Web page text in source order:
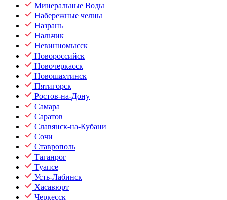
Минеральные Воды
Набережные челны
Назрань
Нальчик
Невинномысск
Новороссийск
Новочеркасск
Новошахтинск
Пятигорск
Ростов-на-Дону
Самара
Саратов
Славянск-на-Кубани
Сочи
Ставрополь
Таганрог
Туапсе
Усть-Лабинск
Хасавюрт
Черкесск